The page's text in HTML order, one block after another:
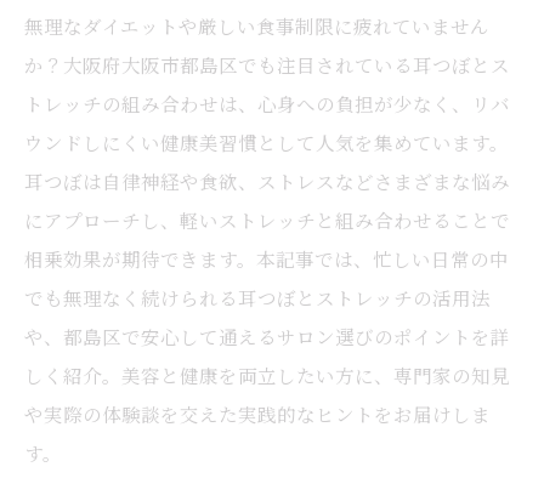
無理なダイエットや厳しい食事制限に疲れていません
か？大阪府大阪市都島区でも注目されている耳つぼとス
トレッチの組み合わせは、心身への負担が少なく、リバ
ウンドしにくい健康美習慣として人気を集めています。
耳つぼは自律神経や食欲、ストレスなどさまざまな悩み
にアプローチし、軽いストレッチと組み合わせることで
相乗効果が期待できます。本記事では、忙しい日常の中
でも無理なく続けられる耳つぼとストレッチの活用法
や、都島区で安心して通えるサロン選びのポイントを詳
しく紹介。美容と健康を両立したい方に、専門家の知見
や実際の体験談を交えた実践的なヒントをお届けしま
す。